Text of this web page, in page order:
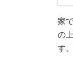
家
の
す